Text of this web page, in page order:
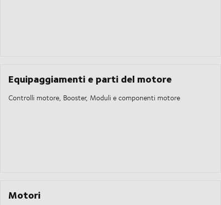
Equipaggiamenti e parti del motore
Controlli motore, Booster, Moduli e componenti motore
Motori